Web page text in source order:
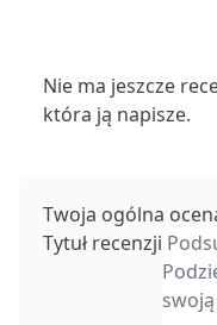
Nie ma jeszcze
która ją napisze.
Twoja ogólna
Tytuł recenzji